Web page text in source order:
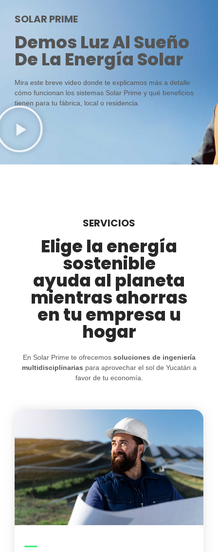
SOLAR PRIME
Demos Luz Al Sueño
De La Energía Solar
Mira este breve video donde te explicamos más a detalle
cómo funcionan los sistemas Solar Prime y qué beneficios
tienen para tu fábrica, local o residencia.
SERVICIOS
Elige la energía
sostenible
ayuda al planeta
mientras ahorras
en tu empresa u
hogar
En Solar Prime te ofrecemos soluciones de ingeniería
multidisciplinarias para aprovechar el sol de Yucatán a
favor de tu economía.